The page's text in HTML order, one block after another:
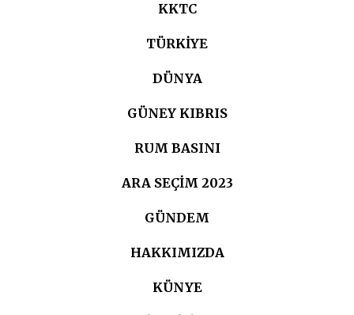
KKTC
TÜRKIYE
DÜNYA
GÜNEY KIBRIS
RUM BASINI
ARA SEÇIM 2023
GÜNDEM
HAKKIMIZDA
KÜNYE